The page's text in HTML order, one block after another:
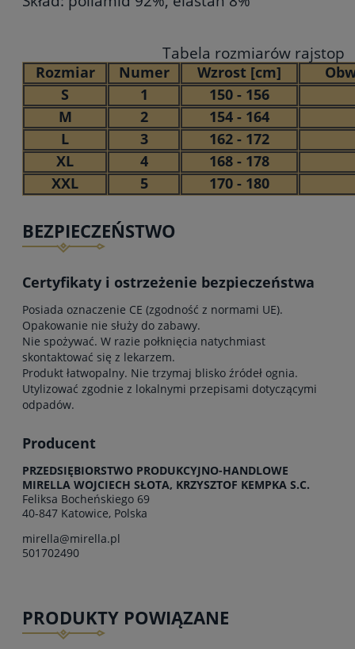
Tabela rozmiarów rajstop
Rozmiar Numer Wzrost [cm]
S
1
150 - 156
M
2
154 - 164
L
3
162 - 172
XL
4
168 - 178
XXL
5 170 - 180
BEZPIECZEŃSTWO
Certyfikaty i ostrzeżenie bezpieczeństwa
Posiada oznaczenie CE (zgodność z normami UE).
Opakowanie nie służy do zabawy.
Nie spożywać. W razie połknięcia natychmiast
skontaktować się z lekarzem.
Produkt łatwopalny. Nie trzymaj blisko źródeł ognia.
Utylizować zgodnie z lokalnymi przepisami dotyczącymi
odpadów.
Producent
PRZEDSIĘBIORSTWO PRODUKCYJNO-HANDLOWE
MIRELLA WOJCIECH SŁOTA, KRZYSZTOF KEMPKA S.C.
Feliksa Bocheńskiego 69
40-847 Katowice, Polska
mirella@mirella.pl
501702490
PRODUKTY POWIĄZANE